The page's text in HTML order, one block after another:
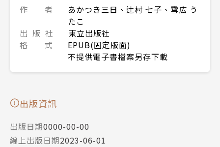
作 者
あかつき三日、辻村 七子、雪広 う
たこ
出 版 社
東立出版社
格 式
EPUB(固定版面)
不提供電子書檔案另存下載
出版資訊
出版日期0000-00-00
線上出版日期2023-06-01